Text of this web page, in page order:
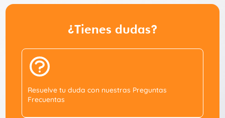
¿Tienes dudas?
Resuelve tu duda con nuestras Preguntas
Frecuentas